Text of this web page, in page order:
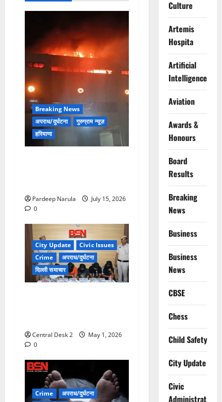
Breaking News
अपराध/दुर्घटना
गुरुग्राम न्यूज़
हरियाणा
Pardeep Narula
July 15, 2026
0
City Update
Civic Issues
Crime
अपराध/दुर्घटना
दिल्ली समाचार
Central Desk 2
May 1, 2026
0
Crime
अपराध/दुर्घटना
Culture
Artemis
Hospita
Artificial
Intelligence
Aviation
Awards &
Honours
Board
Results
Breaking
News
Business
Business
News
CBSE
Chess
Child Safety
City Update
Civic
Administration